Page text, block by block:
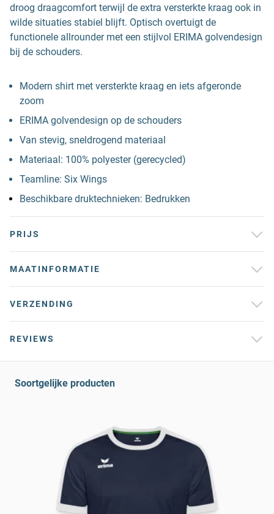
droog draagcomfort terwijl de extra versterkte kraag ook in
wilde situaties stabiel blijft. Optisch overtuigt de
functionele allrounder met een stijlvol ERIMA golvendesign
bij de schouders.
Modern shirt met versterkte kraag en iets afgeronde
zoom
ERIMA golvendesign op de schouders
Van stevig, sneldrogend materiaal
Materiaal: 100% polyester (gerecycled)
Teamline: Six Wings
Beschikbare druktechnieken: Bedrukken
PRIJS
MAATINFORMATIE
VERZENDING
REVIEWS
Soortgelijke producten